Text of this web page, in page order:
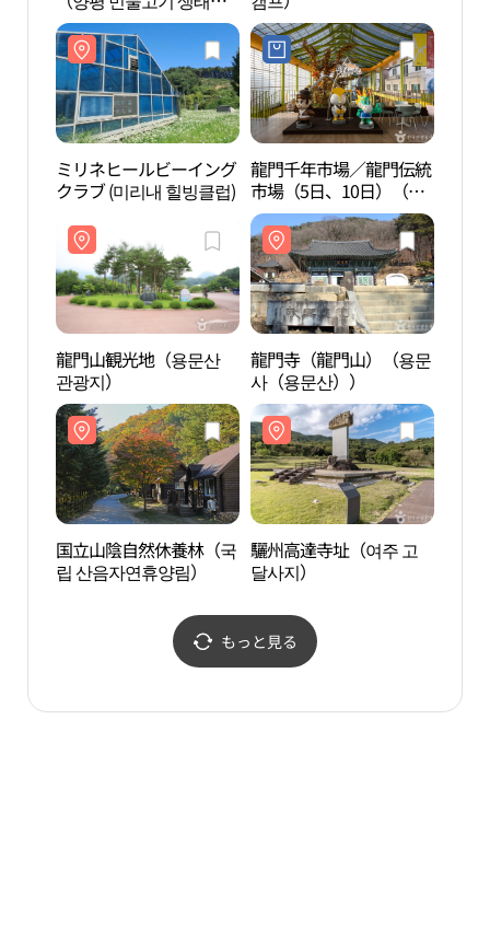
습관）
ミリネヒールビーイング
クラブ (미리내 힐빙클럽)
龍門千年市場／龍門伝統
市場（5日、10日）（용
문천년시장／용문전통시
장（5, 10일））
龍門山観光地（용문산
관광지）
龍門寺（龍門山）（용문
사（용문산））
国立山陰自然休養林（국
립 산음자연휴양림）
驪州高達寺址（여주 고
달사지）
もっと見る